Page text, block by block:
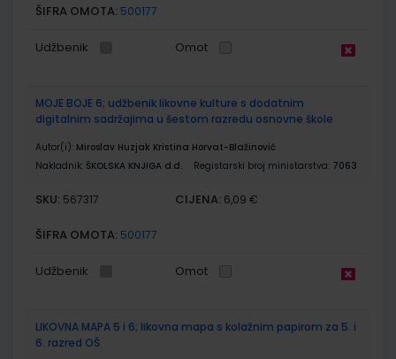
ŠIFRA OMOTA: 500177
Udžbenik Omot
MOJE BOJE 6; udžbenik likovne kulture s dodatnim
digitalnim sadržajima u šestom razredu osnovne škole
Autor(i): Miroslav Huzjak Kristina Horvat-Blažinović
Nakladnik: ŠKOLSKA KNJIGA d.d. Registarski broj ministarstva: 7063
SKU: 567317 CIJENA: 6,09 €
ŠIFRA OMOTA: 500177
Udžbenik Omot
LIKOVNA MAPA 5 i 6; likovna mapa s kolažnim papirom za 5. i
6. razred OŠ